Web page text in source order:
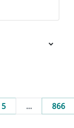
5 ... 866